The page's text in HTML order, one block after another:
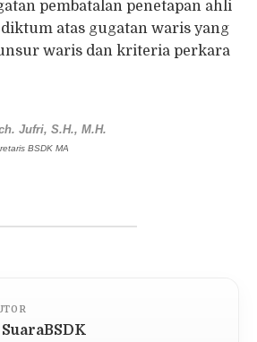
pembatalan penetapan ahli
atas gugatan waris yang
waris dan kriteria perkara
Jufri, S.H., M.H.
BSDK MA